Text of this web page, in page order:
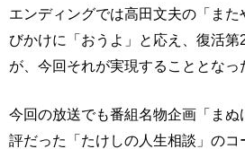
エンディングでは高田文夫の「ま
びかけに「おうよ」と応え、復活第
が、今回それが実現することとなっ
今回の放送でも番組名物企画「ま
評だった「たけしの人生相談」の